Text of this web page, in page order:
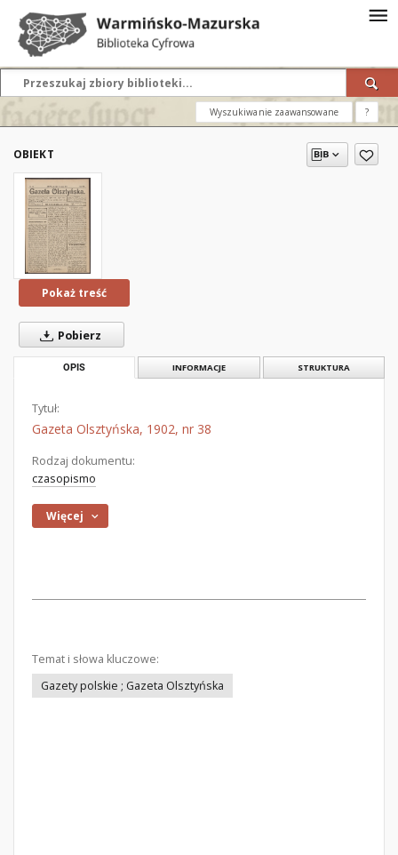
Wyszukiwanie zaawansowane ?
OBIEKT
Pokaż treść
Pobierz
OPIS INFORMACJE STRUKTURA
Tytuł:
Gazeta Olsztyńska, 1902, nr 38
Rodzaj dokumentu:
czasopismo
Więcej
Temat i słowa kluczowe:
Gazety polskie ; Gazeta Olsztyńska